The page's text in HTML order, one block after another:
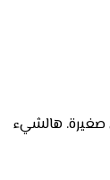
صغيرة. هالشيء